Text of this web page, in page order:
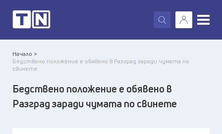
X
Начало >
Бедствено положение е обявено в Разград заради чумата по
свинете
Бедствено положение е обявено в
Разград заради чумата по свинете